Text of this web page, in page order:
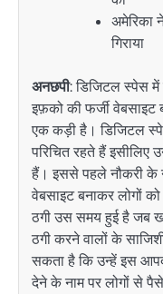
अमेरिका
गिराया
अनछपी: डिजिटल स्पेस में
इफ़को की फर्जी वेबसाइट
एक कड़ी है। डिजिटल
परिचित रहते हैं इसीलिए
हैं। इससे पहले नौकरी के
वेबसाइट बनाकर लोगों
ठगी उस समय हुई है जब
ठगी करने वालों के
सकता है कि उन्हें इस
देने के नाम पर लोगों से